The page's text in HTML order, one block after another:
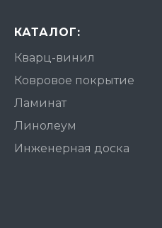
КАТАЛОГ:
Кварц-винил
Ковровое покрытие
Ламинат
Линолеум
Инженерная доска